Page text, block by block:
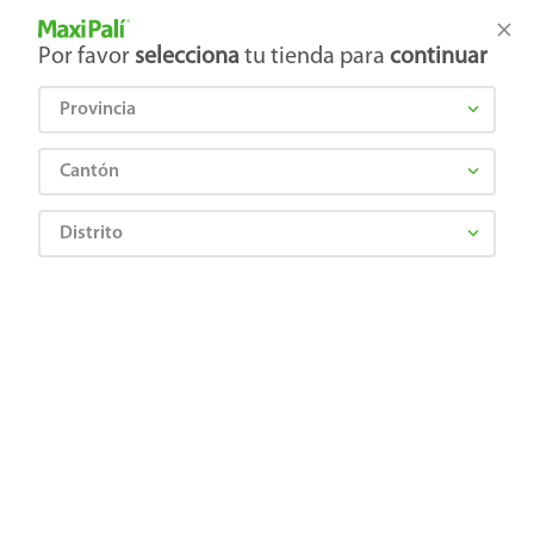
Tienda Maxi Palí
Por favor selecciona tu tienda para continuar
Provincia
Cantón
Distrito